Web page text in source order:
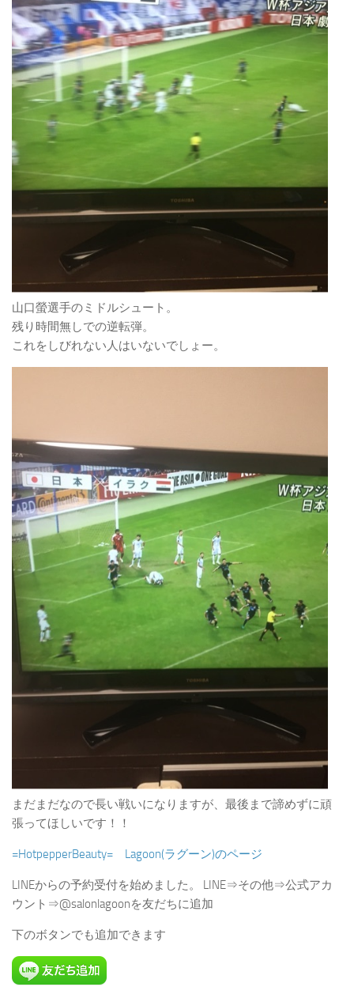
山口螢選手のミドルシュート。
残り時間無しでの逆転弾。
これをしびれない人はいないでしょー。
まだまだなので長い戦いになりますが、最後まで諦めずに頑
張ってほしいです！！
=HotpepperBeauty= Lagoon(ラグーン)のページ
LINEからの予約受付を始めました。 LINE⇒その他⇒公式アカ
ウント⇒@salonlagoonを友だちに追加
下のボタンでも追加できます